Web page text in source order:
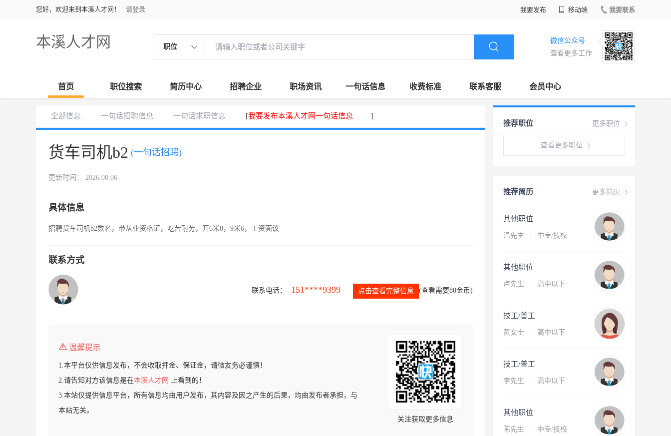
您好，欢迎来到本溪人才网！ 请登录 我要发布 移动端 我要联系
本溪人才网 职位
微信公众号
查看更多工作
首页 职位搜索 简历中心 招聘企业 职场资讯 一句话信息 收费标准 联系客服 会员中心
全部信息 一句话招聘信息 一句话求职信息 [我要发布本溪人才网一句话信息 ]
货车司机b2 (一句话招聘)
更新时间： 2026.08.06
具体信息
招聘货车司机b2数名，带从业资格证，吃苦耐劳，开6米8，9米6，工资面议
联系方式
联系电话： 151****9399 点击查看完整信息 (查看需要80金币)
温馨提示
1.本平台仅供信息发布，不会收取押金、保证金，请微友务必谨慎！
2.请告知对方该信息是在本溪人才网
上看到的！
3.本站仅提供信息平台，所有信息均由用户发布，其内容及因之产生的后果，均由发布者承担，与
本站无关。
关注获取更多信息
更多职位
推荐职位
查看更多职位
更多简历
推荐简历
其他职位
温先生 · 中专/技校
其他职位
卢先生 · 高中以下
技工/普工
黄女士 · 高中以下
技工/普工
李先生 · 高中以下
其他职位
陈先生 · 中专/技校